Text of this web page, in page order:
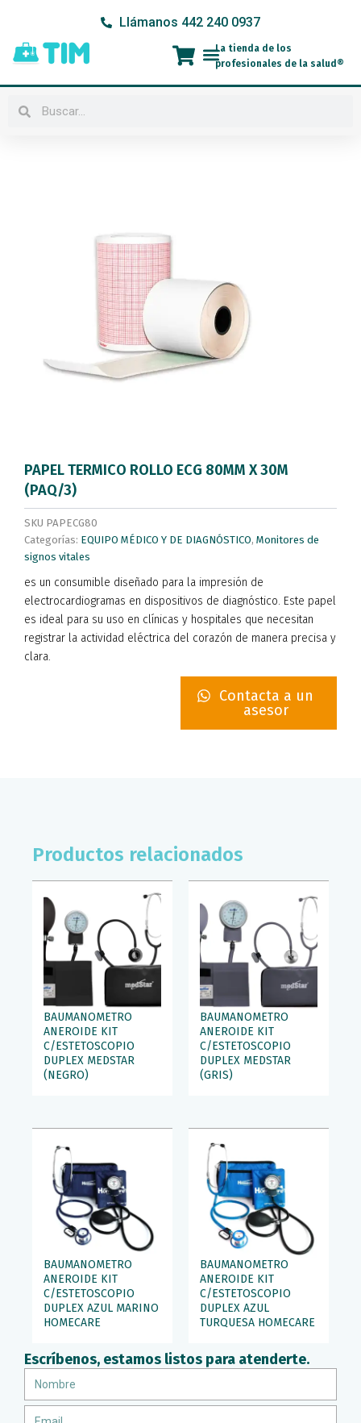
contenido
Llámanos 442 240 0937
Menú
La tienda de los
profesionales de la salud®
Buscar
PAPEL TERMICO ROLLO ECG 80MM X 30M
(PAQ/3)
SKU PAPECG80
Categorías: EQUIPO MÉDICO Y DE DIAGNÓSTICO, Monitores de
signos vitales
es un consumible diseñado para la impresión de
electrocardiogramas en dispositivos de diagnóstico. Este papel
es ideal para su uso en clínicas y hospitales que necesitan
registrar la actividad eléctrica del corazón de manera precisa y
clara.
Contacta a un
asesor
Escríbenos, estamos listos para atenderte.
Productos relacionados
BAUMANOMETRO
ANEROIDE KIT
C/ESTETOSCOPIO
DUPLEX MEDSTAR
(NEGRO)
BAUMANOMETRO
ANEROIDE KIT
C/ESTETOSCOPIO
DUPLEX MEDSTAR
(GRIS)
BAUMANOMETRO
ANEROIDE KIT
C/ESTETOSCOPIO
DUPLEX AZUL MARINO
HOMECARE
BAUMANOMETRO
ANEROIDE KIT
C/ESTETOSCOPIO
DUPLEX AZUL
TURQUESA HOMECARE